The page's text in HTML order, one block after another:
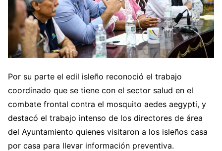
Por su parte el edil isleño reconoció el trabajo
coordinado que se tiene con el sector salud en el
combate frontal contra el mosquito aedes aegypti, y
destacó el trabajo intenso de los directores de área
del Ayuntamiento quienes visitaron a los isleños casa
por casa para llevar información preventiva.